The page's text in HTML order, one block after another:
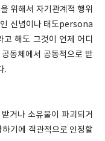
위해서 자기관계적 행위
인 신념이나 태도persona
해도 그것이 언제 어디
동체에서 공동적으로 받
.
거나 소유물이 파괴되거
기에 객관적으로 인정할